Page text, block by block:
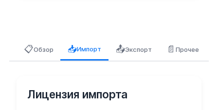
📋Обзор 📥Импорт 📤Экспорт 📄Прочее
Лицензия импорта